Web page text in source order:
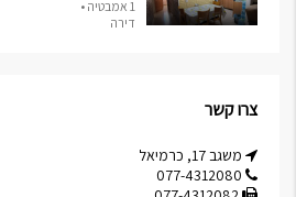
1 אמבטיה •
דירה
צרו קשר
משגב 17, כרמיאל